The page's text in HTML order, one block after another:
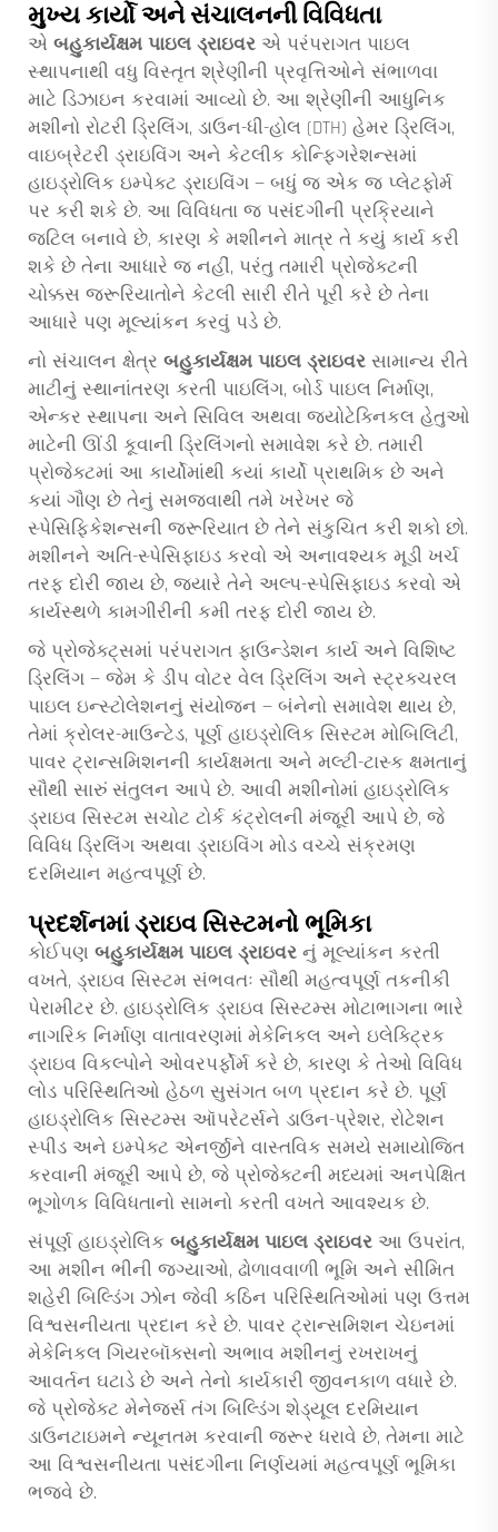
મુખ્ય કાર્યો અને સંચાલનની વિવિધતા
એ બહુકાર્યક્ષમ પાઇલ ડ્રાઇવર એ પરંપરાગત પાઇલ
સ્થાપનાથી વધુ વિસ્તૃત શ્રેણીની પ્રવૃત્તિઓને સંભાળવા
માટે ડિઝાઇન કરવામાં આવ્યો છે. આ શ્રેણીની આધુનિક
મશીનો રોટરી ડ્રિલિંગ, ડાઉન-ધી-હોલ (DTH) હેમર ડ્રિલિંગ,
વાઇબ્રેટરી ડ્રાઇવિંગ અને કેટલીક કોન્ફિગરેશન્સમાં
હાઇડ્રોલિક ઇમ્પેક્ટ ડ્રાઇવિંગ — બધું જ એક જ પ્લેટફોર્મ
પર કરી શકે છે. આ વિવિધતા જ પસંદગીની પ્રક્રિયાને
જટિલ બનાવે છે, કારણ કે મશીનને માત્ર તે કયું કાર્ય કરી
શકે છે તેના આધારે જ નહીં, પરંતુ તમારી પ્રોજેક્ટની
ચોક્કસ જરૂરિયાતોને કેટલી સારી રીતે પૂરી કરે છે તેના
આધારે પણ મૂલ્યાંકન કરવું પડે છે.
નો સંચાલન ક્ષેત્ર બહુકાર્યક્ષમ પાઇલ ડ્રાઇવર સામાન્ય રીતે
માટીનું સ્થાનાંતરણ કરતી પાઇલિંગ, બોર્ડ પાઇલ નિર્માણ,
એન્કર સ્થાપના અને સિવિલ અથવા જ્યોટેક્નિકલ હેતુઓ
માટેની ઊંડી કૂવાની ડ્રિલિંગનો સમાવેશ કરે છે. તમારી
પ્રોજેક્ટમાં આ કાર્યોમાંથી કયાં કાર્યો પ્રાથમિક છે અને
કયાં ગૌણ છે તેનું સમજવાથી તમે ખરેખર જે
સ્પેસિફિકેશન્સની જરૂરિયાત છે તેને સંકુચિત કરી શકો છો.
મશીનને અતિ-સ્પેસિફાઇડ કરવો એ અનાવશ્યક મૂડી ખર્ચ
તરફ દોરી જાય છે, જ્યારે તેને અલ્પ-સ્પેસિફાઇડ કરવો એ
કાર્યસ્થળે કામગીરીની કમી તરફ દોરી જાય છે.
જે પ્રોજેક્ટ્સમાં પરંપરાગત ફાઉન્ડેશન કાર્ય અને વિશિષ્ટ
ડ્રિલિંગ — જેમ કે ડીપ વોટર વેલ ડ્રિલિંગ અને સ્ટ્રક્ચરલ
પાઇલ ઇન્સ્ટોલેશનનું સંયોજન — બંનેનો સમાવેશ થાય છે,
તેમાં ક્રોલર-માઉન્ટેડ, પૂર્ણ હાઇડ્રોલિક સિસ્ટમ મોબિલિટી,
પાવર ટ્રાન્સમિશનની કાર્યક્ષમતા અને મલ્ટી-ટાસ્ક ક્ષમતાનું
સૌથી સારું સંતુલન આપે છે. આવી મશીનોમાં હાઇડ્રોલિક
ડ્રાઇવ સિસ્ટમ સચોટ ટોર્ક કંટ્રોલની મંજૂરી આપે છે, જે
વિવિધ ડ્રિલિંગ અથવા ડ્રાઇવિંગ મોડ વચ્ચે સંક્રમણ
દરમિયાન મહત્વપૂર્ણ છે.
પ્રદર્શનમાં ડ્રાઇવ સિસ્ટમનો ભૂમિકા
કોઈપણ બહુકાર્યક્ષમ પાઇલ ડ્રાઇવર નું મૂલ્યાંકન કરતી
વખતે, ડ્રાઇવ સિસ્ટમ સંભવતઃ સૌથી મહત્વપૂર્ણ તકનીકી
પેરામીટર છે. હાઇડ્રોલિક ડ્રાઇવ સિસ્ટમ્સ મોટાભાગના ભારે
નાગરિક નિર્માણ વાતાવરણમાં મેકેનિકલ અને ઇલેક્ટ્રિક
ડ્રાઇવ વિકલ્પોને ઓવરપર્ફોર્મ કરે છે, કારણ કે તેઓ વિવિધ
લોડ પરિસ્થિતિઓ હેઠળ સુસંગત બળ પ્રદાન કરે છે. પૂર્ણ
હાઇડ્રોલિક સિસ્ટમ્સ ઑપરેટર્સને ડાઉન-પ્રેશર, રોટેશન
સ્પીડ અને ઇમ્પેક્ટ એનર્જીને વાસ્તવિક સમયે સમાયોજિત
કરવાની મંજૂરી આપે છે, જે પ્રોજેક્ટની મધ્યમાં અનપેક્ષિત
ભૂગોળક વિવિધતાનો સામનો કરતી વખતે આવશ્યક છે.
સંપૂર્ણ હાઇડ્રોલિક બહુકાર્યક્ષમ પાઇલ ડ્રાઇવર આ ઉપરાંત,
આ મશીન ભીની જગ્યાઓ, ઢોળાવવાળી ભૂમિ અને સીમિત
શહેરી બિલ્ડિંગ ઝોન જેવી કઠિન પરિસ્થિતિઓમાં પણ ઉત્તમ
વિશ્વસનીયતા પ્રદાન કરે છે. પાવર ટ્રાન્સમિશન ચેઇનમાં
મેકેનિકલ ગિયરબૉક્સનો અભાવ મશીનનું રખરાખનું
આવર્તન ઘટાડે છે અને તેનો કાર્યકારી જીવનકાળ વધારે છે.
જે પ્રોજેક્ટ મેનેજર્સ તંગ બિલ્ડિંગ શેડ્યૂલ દરમિયાન
ડાઉનટાઇમને ન્યૂનતમ કરવાની જરૂર ધરાવે છે, તેમના માટે
આ વિશ્વસનીયતા પસંદગીના નિર્ણયમાં મહત્વપૂર્ણ ભૂમિકા
ભજવે છે.